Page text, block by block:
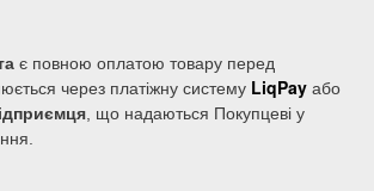
є повною оплатою товару перед
через платіжну систему LiqPay або
, що надаються Покупцеві у